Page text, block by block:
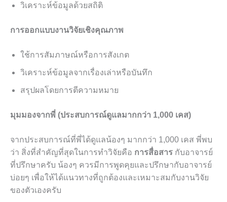
วิเคราะห์ข้อมูลด้วยสถิติ
การออกแบบงานวิจัยเชิงคุณภาพ
ใช้การสัมภาษณ์หรือการสังเกต
วิเคราะห์ข้อมูลจากเรื่องเล่าหรือบันทึก
สรุปผลโดยการตีความหมาย
มุมมองจากพี่ (ประสบการณ์ดูแลมากกว่า 1,000 เคส)
จากประสบการณ์ที่พี่ได้ดูแลน้องๆ มากกว่า 1,000 เคส พี่พบ
ว่า สิ่งที่สำคัญที่สุดในการทำวิจัยคือ การสื่อสาร กับอาจารย์
ที่ปรึกษาครับ น้องๆ ควรมีการพูดคุยและปรึกษากับอาจารย์
บ่อยๆ เพื่อให้ได้แนวทางที่ถูกต้องและเหมาะสมกับงานวิจัย
ของตัวเองครับ